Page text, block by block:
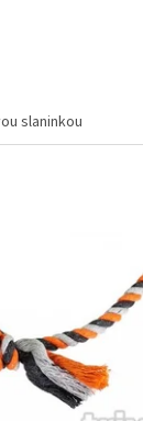
slaninkou